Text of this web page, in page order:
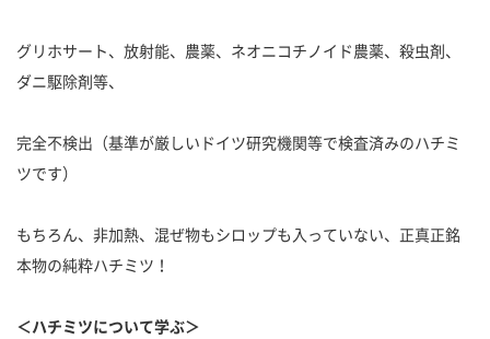
グリホサート、放射能、農薬、ネオニコチノイド農薬、殺虫剤、
ダニ駆除剤等、
完全不検出（基準が厳しいドイツ研究機関等で検査済みのハチミ
ツです）
もちろん、非加熱、混ぜ物もシロップも入っていない、正真正銘
本物の純粋ハチミツ！
＜ハチミツについて学ぶ＞